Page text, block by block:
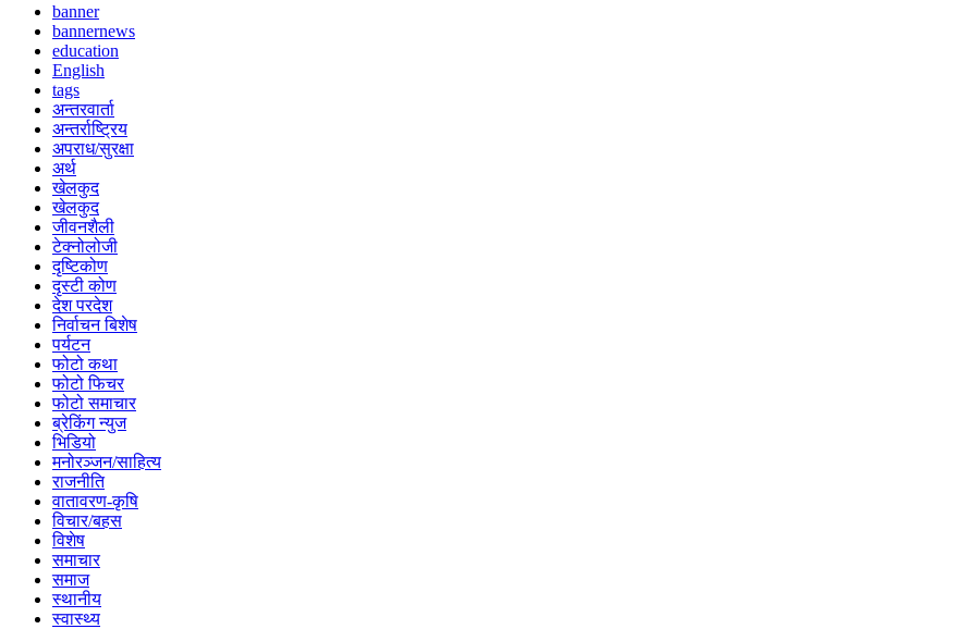
banner
bannernews
education
English
tags
अन्तरवार्ता
अन्तर्राष्ट्रिय
अपराध/सुरक्षा
अर्थ
खेलकुद
खेलकुद
जीवनशैली
टेक्नोलोजी
दृष्टिकोण
दृस्टी कोण
देश परदेश
निर्वाचन बिशेष
पर्यटन
फोटो कथा
फोटो फिचर
फोटो समाचार
ब्रेकिंग न्युज
भिडियो
मनोरञ्जन/साहित्य
राजनीति
वातावरण-कृषि
विचार/बहस
विशेष
समाचार
समाज
स्थानीय
स्वास्थ्य